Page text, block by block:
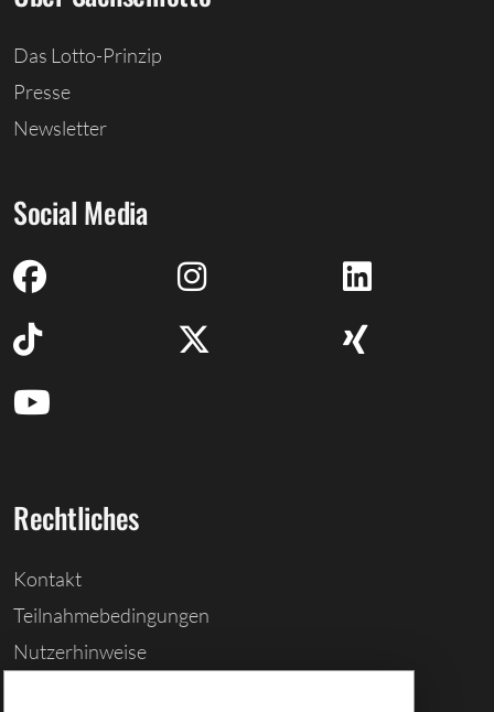
Das Lotto-Prinzip
Presse
Newsletter
Social Media
Rechtliches
Kontakt
Teilnahmebedingungen
Nutzerhinweise